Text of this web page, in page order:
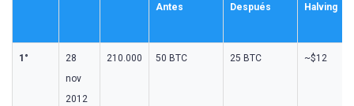
Antes
Después
Halving
1°
28
nov
2012
210.000 50 BTC 25 BTC ~$12